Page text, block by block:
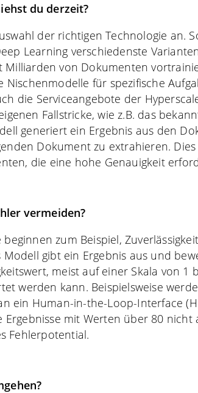
du derzeit?
der richtigen Technologie an.
Learning verschiedenste
Milliarden von Dokumenten
Nischenmodelle für spezifische
die Serviceangebote der
Fallstricke, wie z.B. das
generiert ein Ergebnis aus den
Dokument zu extrahieren.
die eine hohe Genauigkeit
vermeiden?
zum Beispiel,
gibt ein Ergebnis aus und
meist auf einer Skala von 1
werden kann. Beispielsweise
ein Human-in-the-Loop-Interface
Ergebnisse mit Werten über 80
Fehlerpotential.